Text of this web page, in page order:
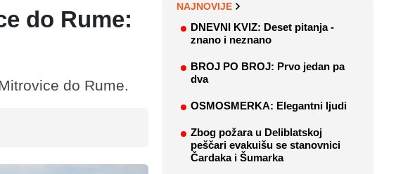
do Rume:
do Rume.
NAJNOVIJE
DNEVNI KVIZ: Deset pitanja -
znano i neznano
BROJ PO BROJ: Prvo jedan pa
dva
OSMOSMERKA: Elegantni ljudi
Zbog požara u Deliblatskoj
peščari evakuišu se stanovnici
Čardaka i Šumarka